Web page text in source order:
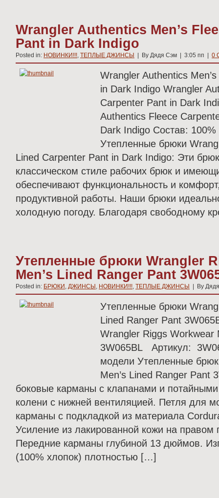
Wrangler Authentics Men’s
Pant in Dark Indigo
Posted in: НОВИНКИ!!!, ТЕПЛЫЕ ДЖИНСЫ | By Дядя Сэм | 3:05 пп | 0
Wrangler Authentics
in Dark Indigo Wrangler
Carpenter Pant in Dark
Authentics Fleece
Dark Indigo Состав:
Утепленные брюки
Lined Carpenter Pant in Dark Indigo: Эти
классическом стиле рабочих брюк и
обеспечивают функциональность и
продуктивной работы. Наши брюки
холодную погоду. Благодаря свободному
Утепленные брюки Wrangler
Men’s Lined Ranger Pant
Posted in: БРЮКИ , ДЖИНСЫ , НОВИНКИ!!!, ТЕПЛЫЕ ДЖИНСЫ | By
Утепленные брюки
Lined Ranger Pant
Wrangler Riggs Workwear
3W065BL Артикул:
модели Утепленные
Men’s Lined Ranger Pant
боковые карманы с клапанами и
колени с нижней вентиляцией. Петля для
карманы с подкладкой из материала
Усиление из лакированной кожи на
Передние карманы глубиной 13 дюймов.
(100% хлопок) плотностью […]